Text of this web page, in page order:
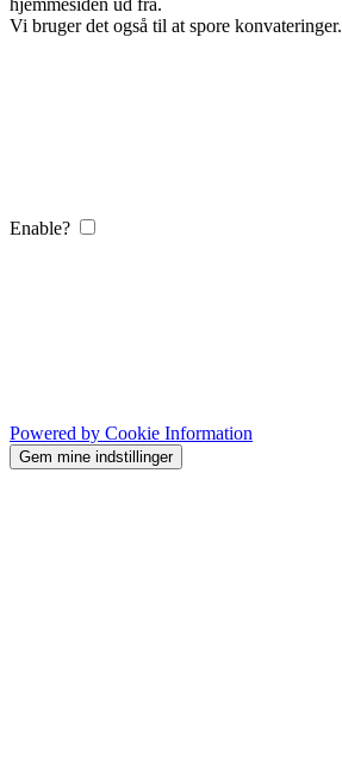
hjemmesiden ud fra.
Vi bruger det også til at spore konvateringer.
Enable?
Powered by Cookie Information
Gem mine indstillinger